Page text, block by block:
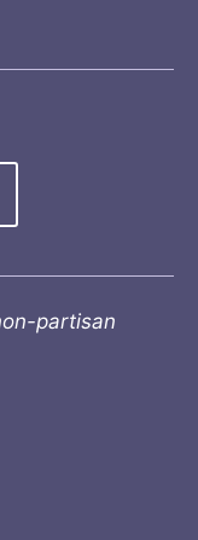
partisan